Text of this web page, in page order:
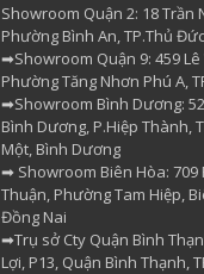
Showroom Quận 2: 18 Trần
Phường Bình An, TP.Thủ Đức
➡Showroom Quận 9: 459 Lê
Phường Tăng Nhơn Phú A,
➡Showroom Bình Dương:
Bình Dương, P.Hiệp Thành,
Một, Bình Dương
➡ Showroom Biên Hòa: 709
Thuận, Phường Tam Hiệp,
Đồng Nai
➡Trụ sở Cty Quận Bình
Lợi, P13, Quận Bình Thạnh,